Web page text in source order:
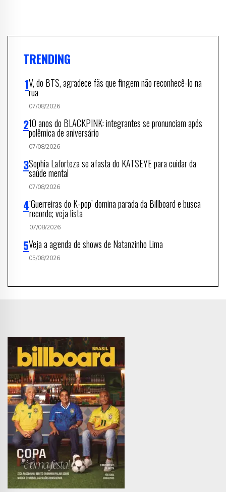
TRENDING
V, do BTS, agradece fãs que fingem não reconhecê-lo na
rua
07/08/2026
10 anos do BLACKPINK: integrantes se pronunciam após
polêmica de aniversário
07/08/2026
Sophia Laforteza se afasta do KATSEYE para cuidar da
saúde mental
07/08/2026
‘Guerreiras do K-pop’ domina parada da Billboard e busca
recorde; veja lista
07/08/2026
Veja a agenda de shows de Natanzinho Lima
05/08/2026